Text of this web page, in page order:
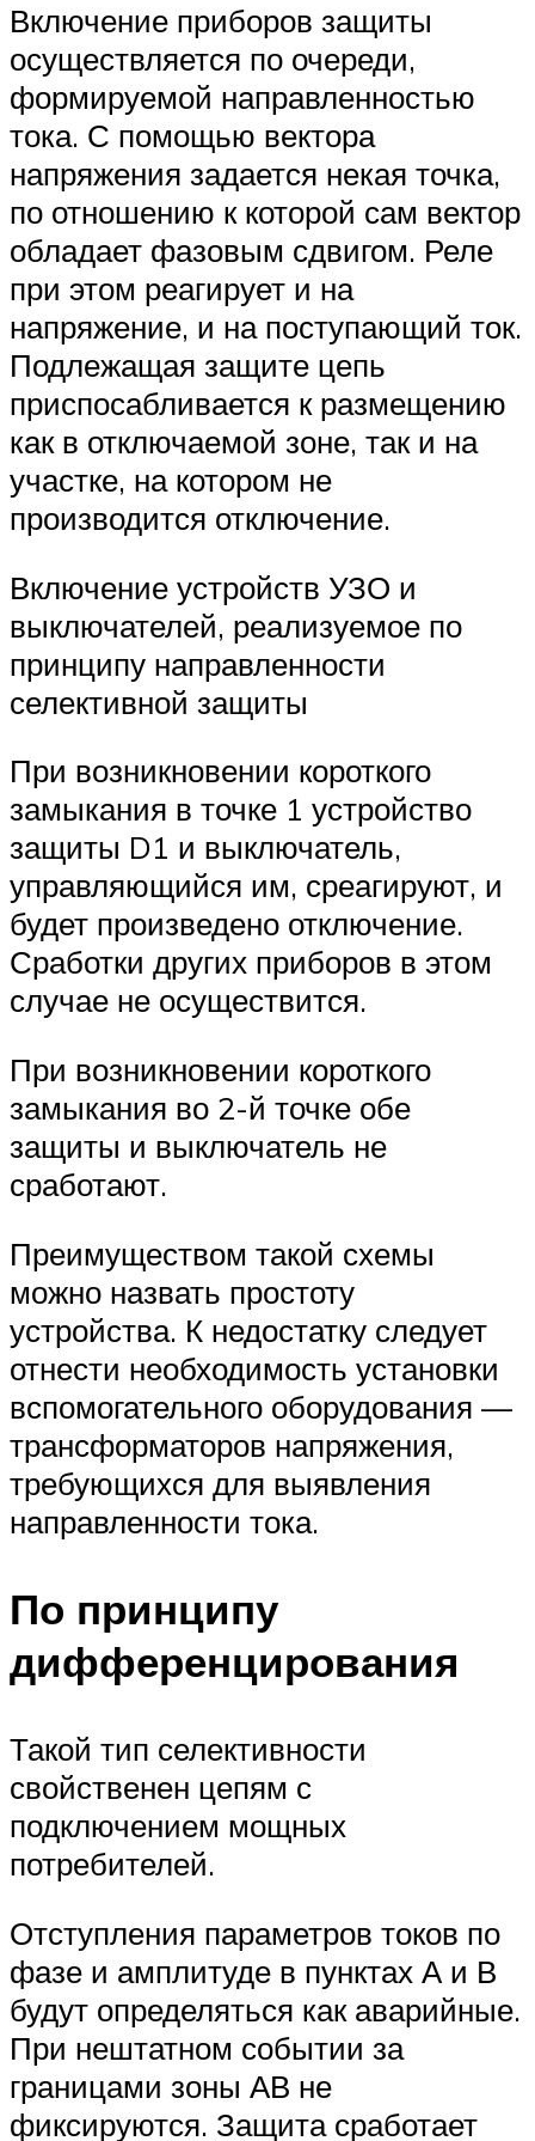
Включение приборов защиты
осуществляется по очереди,
формируемой направленностью
тока. С помощью вектора
напряжения задается некая точка,
по отношению к которой сам вектор
обладает фазовым сдвигом. Реле
при этом реагирует и на
напряжение, и на поступающий ток.
Подлежащая защите цепь
приспосабливается к размещению
как в отключаемой зоне, так и на
участке, на котором не
производится отключение.
Включение устройств УЗО и
выключателей, реализуемое по
принципу направленности
селективной защиты
При возникновении короткого
замыкания в точке 1 устройство
защиты D1 и выключатель,
управляющийся им, среагируют, и
будет произведено отключение.
Сработки других приборов в этом
случае не осуществится.
При возникновении короткого
замыкания во 2-й точке обе
защиты и выключатель не
сработают.
Преимуществом такой схемы
можно назвать простоту
устройства. К недостатку следует
отнести необходимость установки
вспомогательного оборудования —
трансформаторов напряжения,
требующихся для выявления
направленности тока.
По принципу
дифференцирования
Такой тип селективности
свойственен цепям с
подключением мощных
потребителей.
Отступления параметров токов по
фазе и амплитуде в пунктах А и В
будут определяться как аварийные.
При нештатном событии за
границами зоны АВ не
фиксируются. Защита сработает